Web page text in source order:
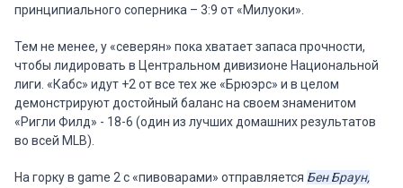
принципиального соперника – 3:9 от «Милуоки».
Тем не менее, у «северян» пока хватает запаса прочности,
чтобы лидировать в Центральном дивизионе Национальной
лиги. «Кабс» идут +2 от все тех же «Брюэрс» и в целом
демонстрируют достойный баланс на своем знаменитом
«Ригли Филд» - 18-6 (один из лучших домашних результатов
во всей MLB).
На горку в game 2 с «пивоварами» отправляется Бен Браун,